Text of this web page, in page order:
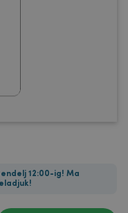
12:00-ig! Ma